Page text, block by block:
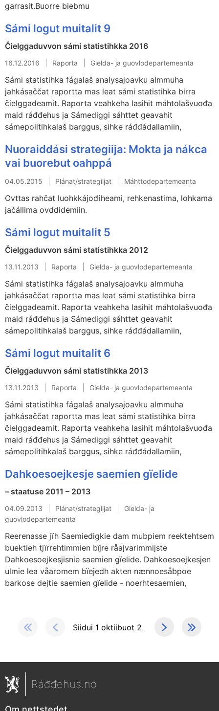
garrasit.Buorre biebmu
Sámi logut muitalit 9
Čielggaduvvon sámi statistihkka 2016
16.12.2016 Raporta Gielda- ja guovlodepartemeanta
Sámi statistihka fágalaš analysajoavku almmuha
jahkásaččat raportta mas leat sámi statistihka birra
čielggadeamit. Raporta veahkeha lasihit máhtolašvuođa
maid ráđđehus ja Sámediggi sáhttet geavahit
sámepolitihkalaš barggus, sihke ráđđádallamiin,
Nuoraiddási strategiija: Mokta ja nákca
vai buorebut oahppá
04.05.2015 Plánat/strategiijat Máhttodepartemeanta
Ovttas rahčat luohkkájođiheami, rehkenastima, lohkama
jačállima ovddidemiin.
Sámi logut muitalit 5
Čielggaduvvon sámi statistihkka 2012
13.11.2013 Raporta Gielda- ja guovlodepartemeanta
Sámi statistihka fágalaš analysajoavku almmuha
jahkásaččat raportta mas leat sámi statistihka birra
čielggadeamit. Raporta veahkeha lasihit máhtolašvuođa
maid ráđđehus ja Sámediggi sáhttet geavahit
sámepolitihkalaš barggus, sihke ráđđádallamiin,
Sámi logut muitalit 6
Čielggaduvvon sámi statistihkka 2013
13.11.2013 Raporta Gielda- ja guovlodepartemeanta
Sámi statistihka fágalaš analysajoavku almmuha
jahkásaččat raportta mas leat sámi statistihka birra
čielggadeamit. Raporta veahkeha lasihit máhtolašvuođa
maid ráđđehus ja Sámediggi sáhttet geavahit
sámepolitihkalaš barggus, sihke ráđđádallamiin,
Dahkoesoejkesje saemien gïelide
– staatuse 2011 – 2013
04.09.2013 Plánat/strategiijat
Gielda- ja
guovlodepartemeanta
Reerenasse jïh Saemiedigkie dam mubpiem reektehtsem
buektieh tjïrrehtimmien bïjre råajvarimmijste
Dahkoesoejkesjisnie saemien gïelide. Dahkoesoejkesjen
ulmie lea våaromem bïejedh akten nænnoesåbpoe
barkose dejtie saemien gïelide - noerhtesaemien,
Siidui 1 oktiibuot 2
Ráđđehus.no